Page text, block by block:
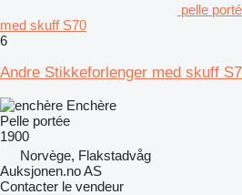
pelle
med skuff S70
6
Andre Stikkeforlenger med skuff
Enchère
Pelle portée
1900
Norvège, Flakstadvåg
Auksjonen.no AS
Contacter le vendeur